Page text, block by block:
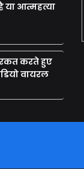
या आत्महत्या
करते हुए
वायरल